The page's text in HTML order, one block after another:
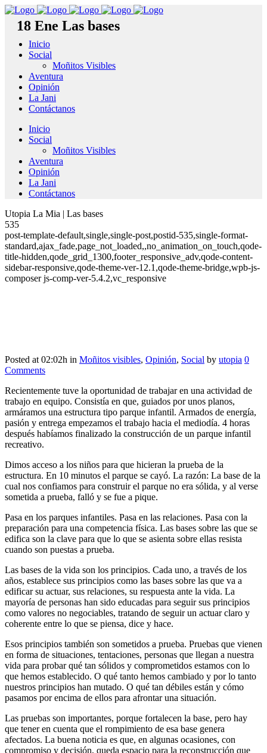
Inicio
Social
Moñitos Visibles
Aventura
Opinión
La Jani
Contáctanos
Inicio
Social
Moñitos Visibles
Aventura
Opinión
La Jani
Contáctanos
Utopia La Mia | Las bases
535
post-template-default,single,single-post,postid-535,single-format-
standard,ajax_fade,page_not_loaded,,no_animation_on_touch,qode-
title-hidden,qode_grid_1300,footer_responsive_adv,qode-content-
sidebar-responsive,qode-theme-ver-12.1,qode-theme-bridge,wpb-js-
composer js-comp-ver-5.4.2,vc_responsive
18 Ene Las bases
Posted at 02:02h in Moñitos visibles, Opinión, Social by utopia 0
Comments
Recientemente tuve la oportunidad de trabajar en una actividad de
trabajo en equipo. Consistía en que, guiados por unos planos,
armáramos una estructura tipo parque infantil. Armados de energía,
pasión y entrega empezamos el trabajo hacia el mediodía. 4 horas
después habíamos finalizado la construcción de un parque infantil
recreativo.
Dimos acceso a los niños para que hicieran la prueba de la
estructura. En 10 minutos el parque se cayó. La razón: La base de la
cual nos confiamos para construir el parque no era sólida, y al verse
sometida a prueba, falló y se fue a pique.
Pasa en los parques infantiles. Pasa en las relaciones. Pasa con la
preparación para una competencia física. Las bases sobre las que se
edifica son la clave para que lo que se asienta sobre ellas resista
cuando son puestas a prueba.
Las bases de la vida son los principios. Cada uno, a través de los
años, establece sus principios como las bases sobre las que va a
edificar su actuar, sus relaciones, su respuesta ante la vida. La
mayoría de personas han sido educadas para seguir sus principios
como valores no negociables, tratando de seguir un actuar claro y
coherente entre lo que se piensa, dice y hace.
Esos principios también son sometidos a prueba. Pruebas que vienen
en forma de situaciones, tentaciones, personas que llegan a nuestra
vida para probar qué tan sólidos y comprometidos estamos con lo
que hemos establecido. O qué tanto hemos cambiado y por lo tanto
nuestros principios han mutado. O qué tan débiles están y cómo
pasamos por encima de ellos para afrontar una situación.
Las pruebas son importantes, porque fortalecen la base, pero hay
que tener en cuenta que el rompimiento de esa base genera
afectados. La buena noticia es que, en algunas ocasiones, con
compromiso y decisión, queda espacio para la reconstrucción que